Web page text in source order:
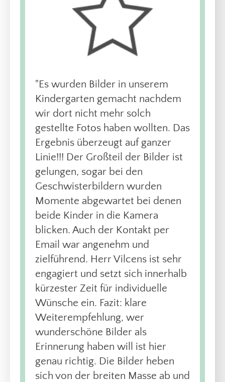
"Es wurden Bilder in unserem
Kindergarten gemacht nachdem
wir dort nicht mehr solch
gestellte Fotos haben wollten. Das
Ergebnis überzeugt auf ganzer
Linie!!! Der Großteil der Bilder ist
gelungen, sogar bei den
Geschwisterbildern wurden
Momente abgewartet bei denen
beide Kinder in die Kamera
blicken. Auch der Kontakt per
Email war angenehm und
zielführend. Herr Vilcens ist sehr
engagiert und setzt sich innerhalb
kürzester Zeit für individuelle
Wünsche ein. Fazit: klare
Weiterempfehlung, wer
wunderschöne Bilder als
Erinnerung haben will ist hier
genau richtig. Die Bilder heben
sich von der breiten Masse ab und